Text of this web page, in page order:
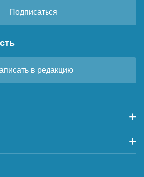
Подписаться
в редакцию